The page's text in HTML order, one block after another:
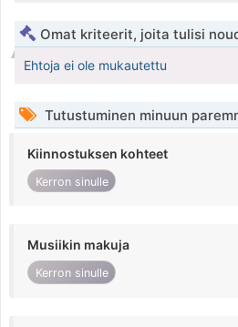
Omat kriteerit, joita tulisi
Ehtoja ei ole mukautettu
Tutustuminen minuun
Kiinnostuksen kohteet
Kerron sinulle
Musiikin makuja
Kerron sinulle